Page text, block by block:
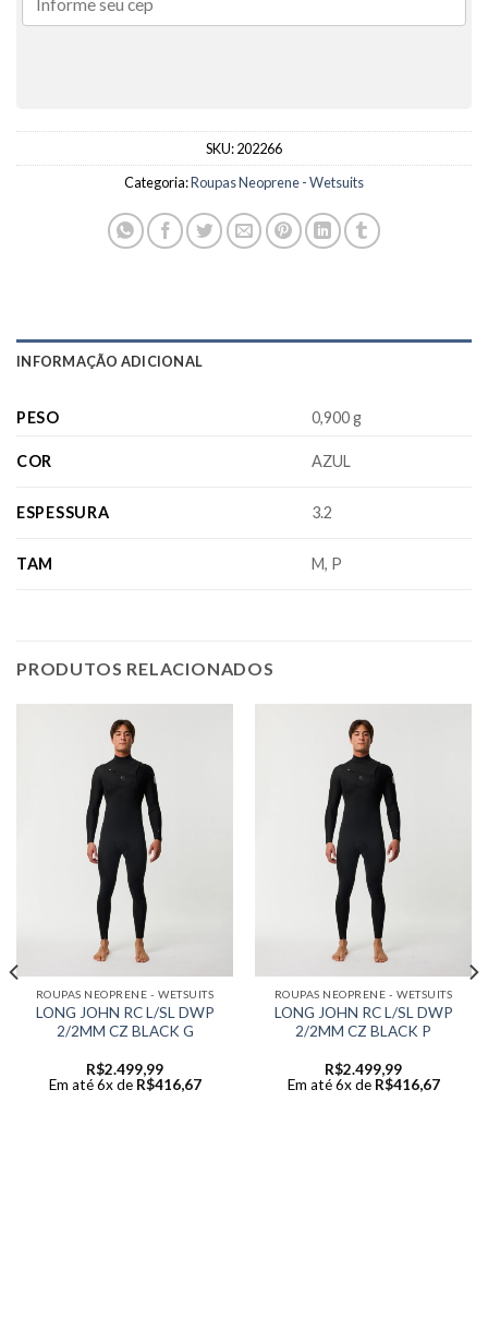
SKU:202266
Categoria:Roupas Neoprene - Wetsuits
INFORMAÇÃO ADICIONAL
PESO 0,900 g
COR AZUL
ESPESSURA 3.2
TAM M, P
PRODUTOS RELACIONADOS
ROUPAS NEOPRENE - WETSUITS
LONG JOHN RC L/SL DWP
2/2MM CZ BLACK G
R$2.499,99
Em até 6x de R$416,67
ROUPAS NEOPRENE - WETSUITS
LONG JOHN RC L/SL DWP
2/2MM CZ BLACK P
R$2.499,99
Em até 6x de R$416,67